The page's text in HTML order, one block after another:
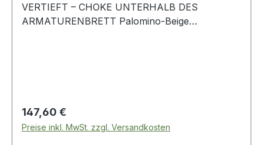
VERTIEFT – CHOKE UNTERHALB DES
ARMATURENBRETT Palomino-Beige
Regulärer Preis:
147,60 €
Preise inkl. MwSt. zzgl. Versandkosten